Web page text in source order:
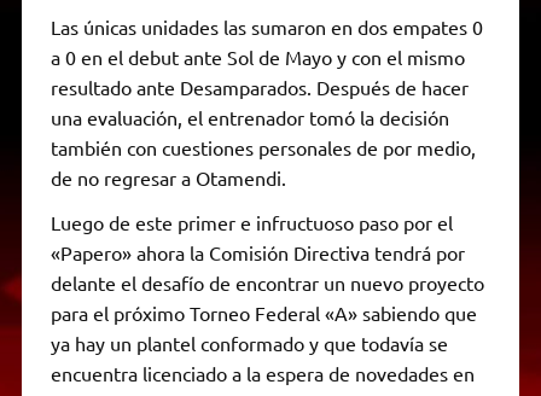
Las únicas unidades las sumaron en dos empates 0
a 0 en el debut ante Sol de Mayo y con el mismo
resultado ante Desamparados. Después de hacer
una evaluación, el entrenador tomó la decisión
también con cuestiones personales de por medio,
de no regresar a Otamendi.
Luego de este primer e infructuoso paso por el
«Papero» ahora la Comisión Directiva tendrá por
delante el desafío de encontrar un nuevo proyecto
para el próximo Torneo Federal «A» sabiendo que
ya hay un plantel conformado y que todavía se
encuentra licenciado a la espera de novedades en